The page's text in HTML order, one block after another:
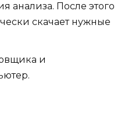
анализа. После этого
скачает нужные
и